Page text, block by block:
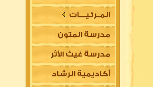
المــرئـيــــات
مدرسة المتون
العلمية
مدرسة غيث الأثر
السلفية
أكاديمية الرشاد